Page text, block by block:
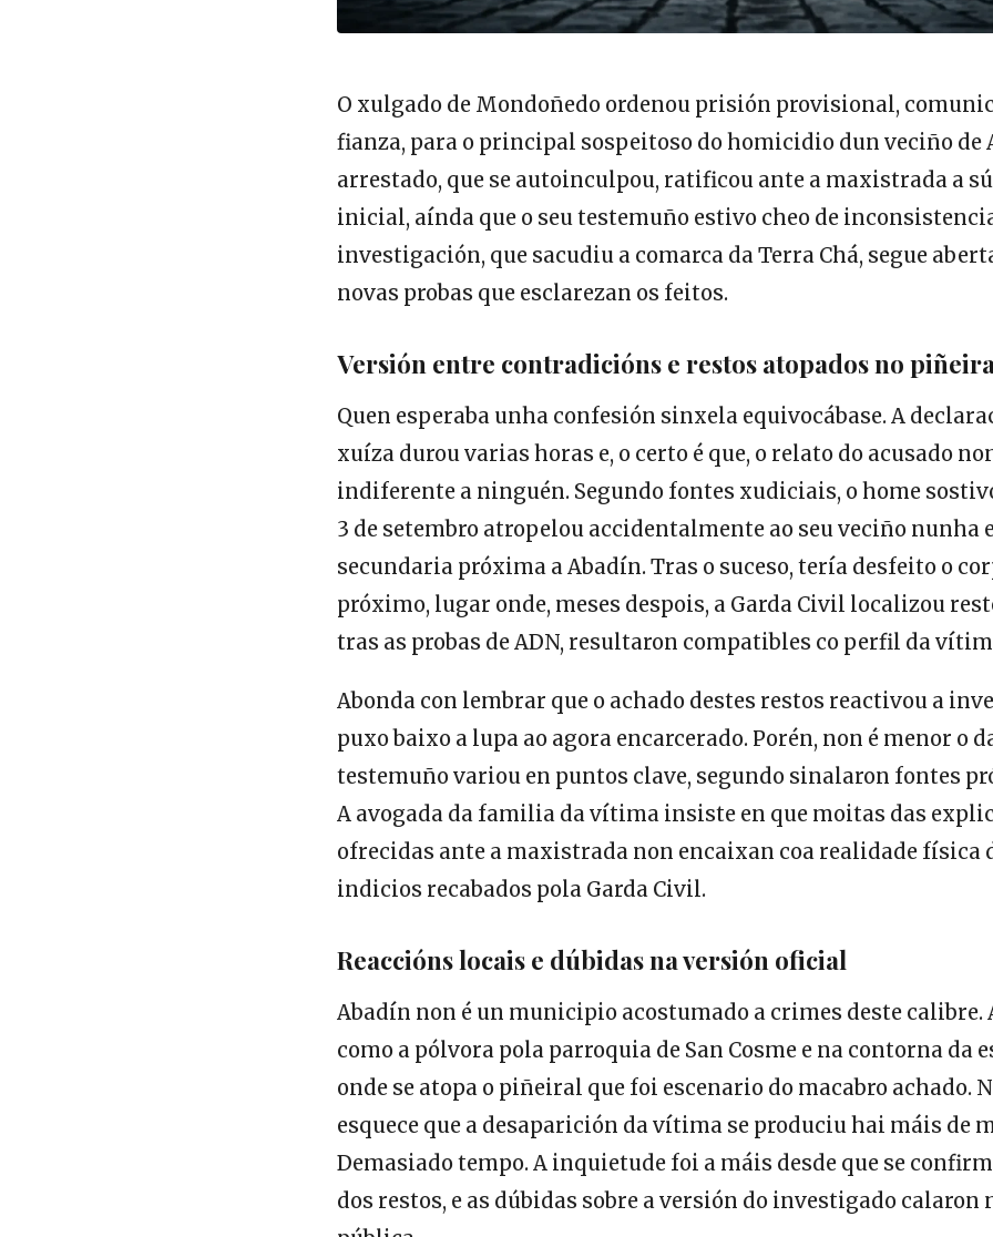
O xulgado de Mondoñedo ordenou prisión provisional,
fianza, para o principal sospeitoso do homicidio dun veciño de
arrestado, que se autoinculpou, ratificou ante a maxistrada a
inicial, aínda que o seu testemuño estivo cheo de
investigación, que sacudiu a comarca da Terra Chá, segue
novas probas que esclarezan os feitos.
Versión entre contradicións e restos atopados no
Quen esperaba unha confesión sinxela equivocábase. A
xuíza durou varias horas e, o certo é que, o relato do acusado
indiferente a ninguén. Segundo fontes xudiciais, o home
3 de setembro atropelou accidentalmente ao seu veciño nunha
secundaria próxima a Abadín. Tras o suceso, tería desfeito o
próximo, lugar onde, meses despois, a Garda Civil localizou
tras as probas de ADN, resultaron compatibles co perfil da
Abonda con lembrar que o achado destes restos reactivou a
puxo baixo a lupa ao agora encarcerado. Porén, non é menor o
testemuño variou en puntos clave, segundo sinalaron fontes
A avogada da familia da vítima insiste en que moitas das
ofrecidas ante a maxistrada non encaixan coa realidade física
indicios recabados pola Garda Civil.
Reaccións locais e dúbidas na versión oficial
Abadín non é un municipio acostumado a crimes deste calibre.
como a pólvora pola parroquia de San Cosme e na contorna da
onde se atopa o piñeiral que foi escenario do macabro achado.
esquece que a desaparición da vítima se produciu hai máis de
Demasiado tempo. A inquietude foi a máis desde que se
dos restos, e as dúbidas sobre a versión do investigado calaron